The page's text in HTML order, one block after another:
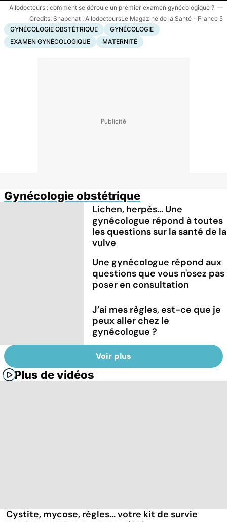
Allodocteurs : comment se déroule un premier examen gynécologique ?
Snapchat : AllodocteursLe Magazine de la Santé - France 5
GYNÉCOLOGIE OBSTÉTRIQUE
GYNÉCOLOGIE
EXAMEN GYNÉCOLOGIQUE
MATERNITÉ
Gynécologie obstétrique
Lichen, herpès... Une
gynécologue répond à toutes
les questions sur la santé de la
vulve
Une gynécologue répond aux
questions que vous n'osez pas
poser en consultation
J’ai mes règles, est-ce que je
peux aller chez le
gynécologue ?
Voir plus
Plus de vidéos
Cystite, mycose, règles... votre kit de survie